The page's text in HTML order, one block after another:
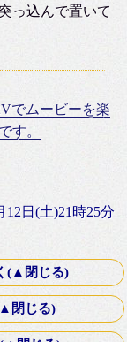
っ込んで置いて
でムービーを楽
す。
12日(土)21時25分
(▲閉じる)
閉じる)